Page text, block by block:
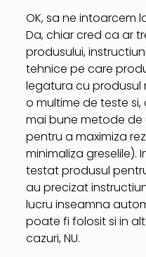
OK, sa ne intoarcem
Da, chiar cred ca ar
produsului,
tehnice pe care
legatura cu produsul
o multime de teste
mai bune metode de
pentru a maximiza
minimaliza greselile).
testat produsul
au precizat
lucru inseamna
poate fi folosit si in
cazuri, NU.